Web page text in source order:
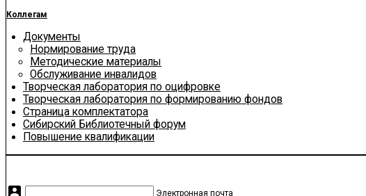
Коллегам
Документы
Нормирование труда
Методические материалы
Обслуживание инвалидов
Творческая лаборатория по оцифровке
Творческая лаборатория по формированию фондов
Страница комплектатора
Сибирский Библиотечный форум
Повышение квалификации
account_box Электронная почта